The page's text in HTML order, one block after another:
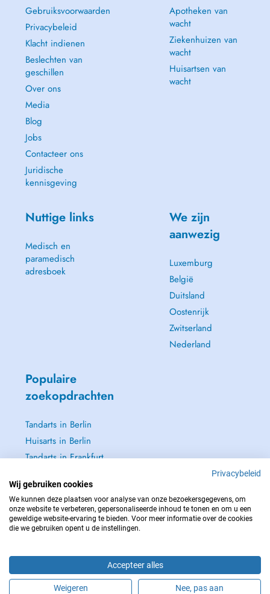
Gebruiksvoorwaarden
Privacybeleid
Klacht indienen
Beslechten van
geschillen
Over ons
Media
Blog
Jobs
Contacteer ons
Juridische
kennisgeving
Apotheken van
wacht
Ziekenhuizen van
wacht
Huisartsen van
wacht
Nuttige links
Medisch en
paramedisch
adresboek
We zijn
aanwezig
Luxemburg
België
Duitsland
Oostenrijk
Zwitserland
Nederland
Populaire
zoekopdrachten
Tandarts in Berlin
Huisarts in Berlin
Tandarts in Frankfurt
Frankfurt
Zie alle →
NEEM IN GEVAL VAN NOOD CONTACT OP MET : 112
Copyright © 2026 - DOCTENA Germany GmbH Kurfürstendamm 14, 10719
Privacybeleid
Wij gebruiken cookies
We kunnen deze plaatsen voor analyse van onze bezoekersgegevens, om
onze website te verbeteren, gepersonaliseerde inhoud te tonen en om u een
geweldige website-ervaring te bieden. Voor meer informatie over de cookies
die we gebruiken opent u de instellingen.
Accepteer alles
Weigeren Nee, pas aan